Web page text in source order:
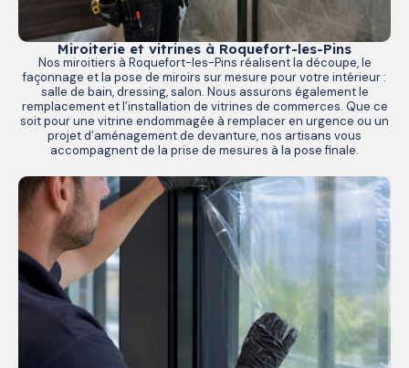
Miroiterie et vitrines à Roquefort-les-Pins
Nos miroitiers à Roquefort-les-Pins réalisent la découpe, le
façonnage et la pose de miroirs sur mesure pour votre intérieur :
salle de bain, dressing, salon. Nous assurons également le
remplacement et l’installation de vitrines de commerces. Que ce
soit pour une vitrine endommagée à remplacer en urgence ou un
projet d’aménagement de devanture, nos artisans vous
accompagnent de la prise de mesures à la pose finale.